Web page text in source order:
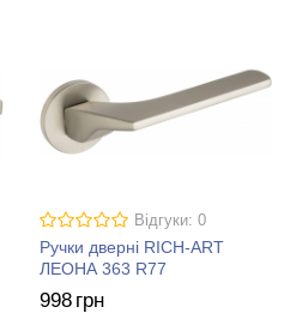
Відгуки: 0
Ручки дверні RICH-ART
ЛЕОНА 363 R77
998 грн